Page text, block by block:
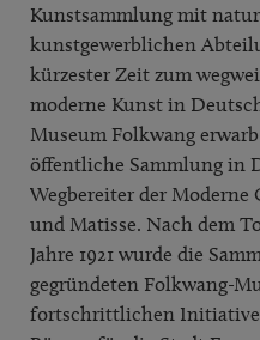
Kunstsammlung mit
kunstgewerblichen
kürzester Zeit zum
moderne Kunst in
Museum Folkwang
öffentliche Sammlung in
Wegbereiter der Moderne
und Matisse. Nach dem
Jahre 1921 wurde die
gegründeten Folkwang-
fortschrittlichen Initiative